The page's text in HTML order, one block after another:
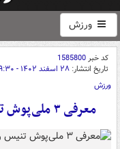
ورزش
کد خبر1585800
تاریخ انتشار: ۲۸ اسفند ۱۴۰۲ - ۰۹:۳۰
ورزش
معرفی ۳ ملی‌پوش تنیس روی میز در انتخابی المپیک